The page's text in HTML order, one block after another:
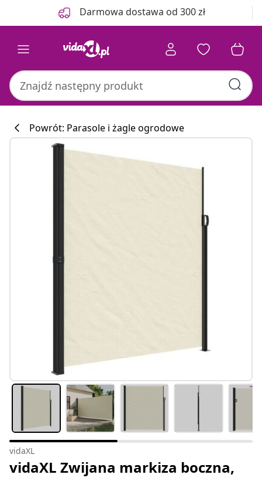
Darmowa dostawa od 300 zł
Powrót: Parasole i żagle ogrodowe
vidaXL
vidaXL Zwijana markiza boczna,